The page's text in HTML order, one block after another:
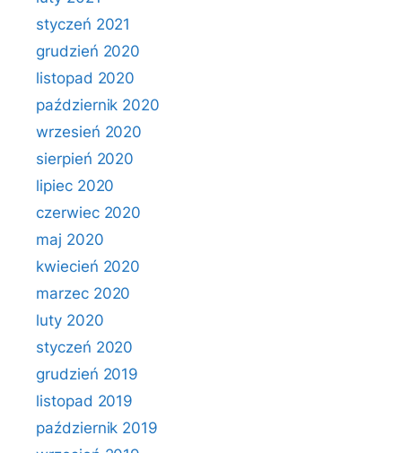
styczeń 2021
grudzień 2020
listopad 2020
październik 2020
wrzesień 2020
sierpień 2020
lipiec 2020
czerwiec 2020
maj 2020
kwiecień 2020
marzec 2020
luty 2020
styczeń 2020
grudzień 2019
listopad 2019
październik 2019